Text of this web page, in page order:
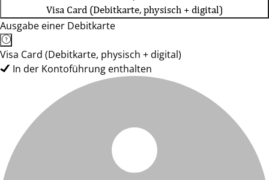
Visa Card (Debitkarte, physisch + digital)
Ausgabe einer Debitkarte
Visa Card (Debitkarte, physisch + digital)
In der Kontoführung enthalten